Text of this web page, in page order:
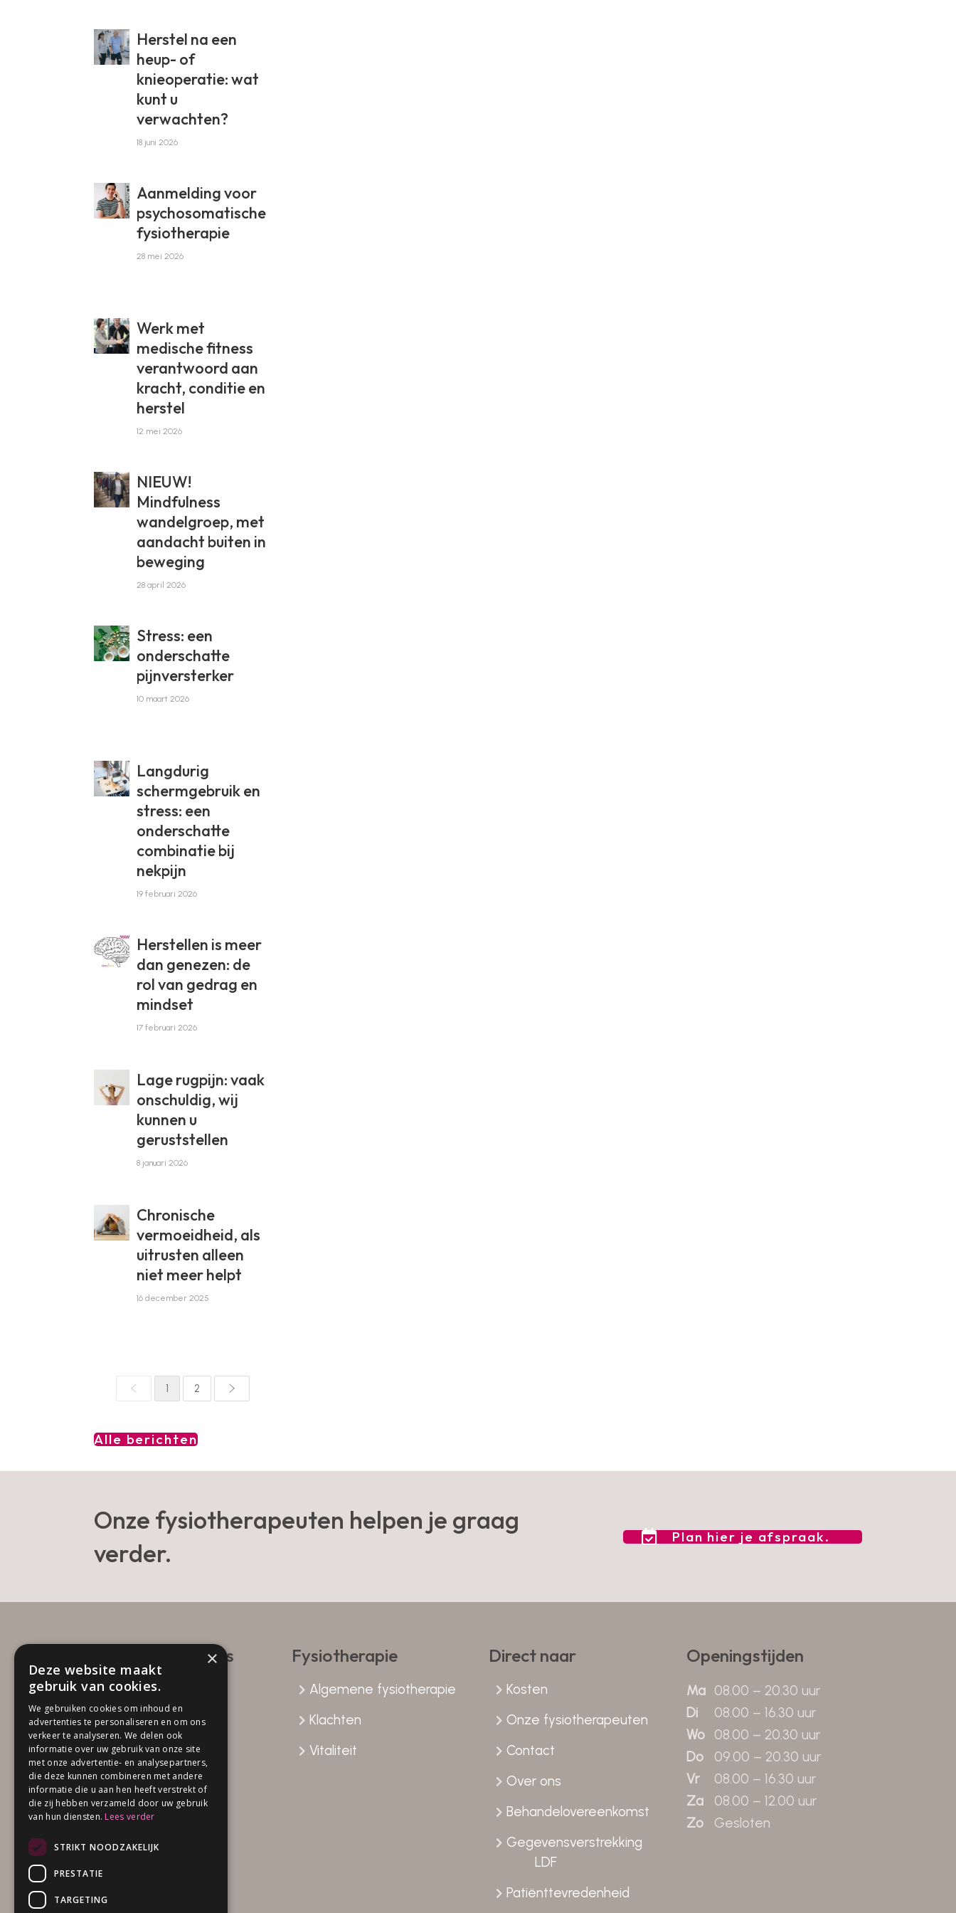
Herstel na een
heup- of
knieoperatie: wat
kunt u
verwachten?
18 juni 2026
Aanmelding voor
psychosomatische
fysiotherapie
28 mei 2026
Werk met
medische fitness
verantwoord aan
kracht, conditie en
herstel
12 mei 2026
NIEUW!
Mindfulness
wandelgroep, met
aandacht buiten in
beweging
28 april 2026
Stress: een
onderschatte
pijnversterker
10 maart 2026
Langdurig
schermgebruik en
stress: een
onderschatte
combinatie bij
nekpijn
19 februari 2026
Herstellen is meer
dan genezen: de
rol van gedrag en
mindset
17 februari 2026
Lage rugpijn: vaak
onschuldig, wij
kunnen u
geruststellen
8 januari 2026
Chronische
vermoeidheid, als
uitrusten alleen
niet meer helpt
16 december 2025
1 2
Alle berichten
Onze fysiotherapeuten helpen je graag
verder.
Plan hier je afspraak.
Contactgegevens
Fysio Attent
Bolkensteeg 19a
5103 AA Dongen
0162 - 31 54 20
Fysiotherapie
Algemene fysiotherapie
Klachten
Vitaliteit
Direct naar
Kosten
Onze fysiotherapeuten
Contact
Over ons
Behandelovereenkomst
Gegevensverstrekking
LDF
Patiënttevredenheid
Openingstijden
Ma 08.00 – 20.30 uur
Di
08.00 – 16.30 uur
Wo
08.00 – 20.30 uur
Do
09.00 – 20.30 uur
Vr
08.00 – 16.30 uur
Za
08.00 – 12.00 uur
Zo
Gesloten
×
Deze website maakt
gebruik van cookies.
We gebruiken cookies om inhoud en
advertenties te personaliseren en om ons
verkeer te analyseren. We delen ook
informatie over uw gebruik van onze site
met onze advertentie- en analysepartners,
die deze kunnen combineren met andere
informatie die u aan hen heeft verstrekt of
die zij hebben verzameld door uw gebruik
van hun diensten. Lees verder
STRIKT NOODZAKELIJK
PRESTATIE
TARGETING